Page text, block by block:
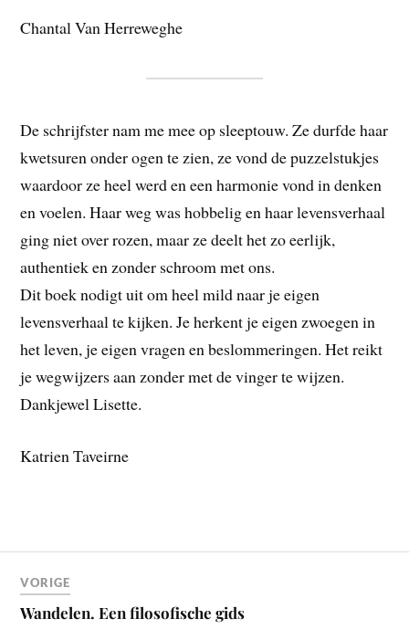
Chantal Van Herreweghe
De schrijfster nam me mee op sleeptouw. Ze durfde haar
kwetsuren onder ogen te zien, ze vond de puzzelstukjes
waardoor ze heel werd en een harmonie vond in denken
en voelen. Haar weg was hobbelig en haar levensverhaal
ging niet over rozen, maar ze deelt het zo eerlijk,
authentiek en zonder schroom met ons.
Dit boek nodigt uit om heel mild naar je eigen
levensverhaal te kijken. Je herkent je eigen zwoegen in
het leven, je eigen vragen en beslommeringen. Het reikt
je wegwijzers aan zonder met de vinger te wijzen.
Dankjewel Lisette.
Katrien Taveirne
VORIGE
Wandelen. Een filosofische gids